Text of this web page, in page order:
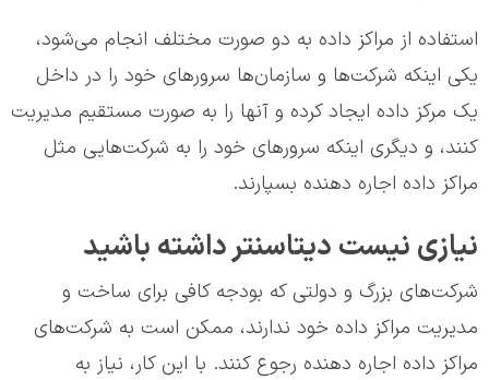
استفاده از مراکز داده به دو صورت مختلف انجام می‌شود،
یکی اینکه شرکت‌ها و سازمان‌ها سرورهای خود را در داخل
یک مرکز داده ایجاد کرده و آنها را به صورت مستقیم مدیریت
کنند، و دیگری اینکه سرورهای خود را به شرکت‌هایی مثل
مراکز داده اجاره دهنده بسپارند.
نیازی نیست دیتاسنتر داشته باشید
شرکت‌های بزرگ و دولتی که بودجه کافی برای ساخت و
مدیریت مراکز داده خود ندارند، ممکن است به شرکت‌های
مراکز داده اجاره دهنده رجوع کنند. با این کار، نیاز به